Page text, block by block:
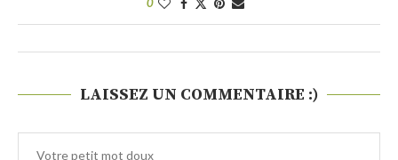
LAISSEZ UN COMMENTAIRE :)